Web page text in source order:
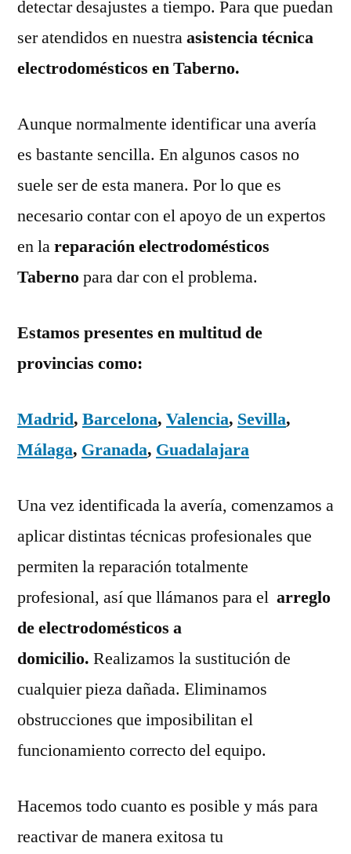
detectar desajustes a tiempo. Para que puedan
ser atendidos en nuestraasistencia técnica
electrodomésticos en Taberno.
Aunque normalmente identificar una avería
es bastante sencilla. En algunos casos no
suele ser de esta manera. Por lo que es
necesario contar con el apoyo de un expertos
en lareparación electrodomésticos
Tabernopara dar con el problema.
Estamos presentes en multitud de
provincias como:
Madrid, Barcelona, Valencia, Sevilla,
Málaga, Granada, Guadalajara
Una vez identificada la avería, comenzamos a
aplicar distintas técnicas profesionales que
permiten la reparación totalmente
profesional, así que llámanos para el arreglo
de electrodomésticos a
domicilio. Realizamos la sustitución de
cualquier pieza dañada. Eliminamos
obstrucciones que imposibilitan el
funcionamiento correcto del equipo.
Hacemos todo cuanto es posible y más para
reactivar de manera exitosa tu